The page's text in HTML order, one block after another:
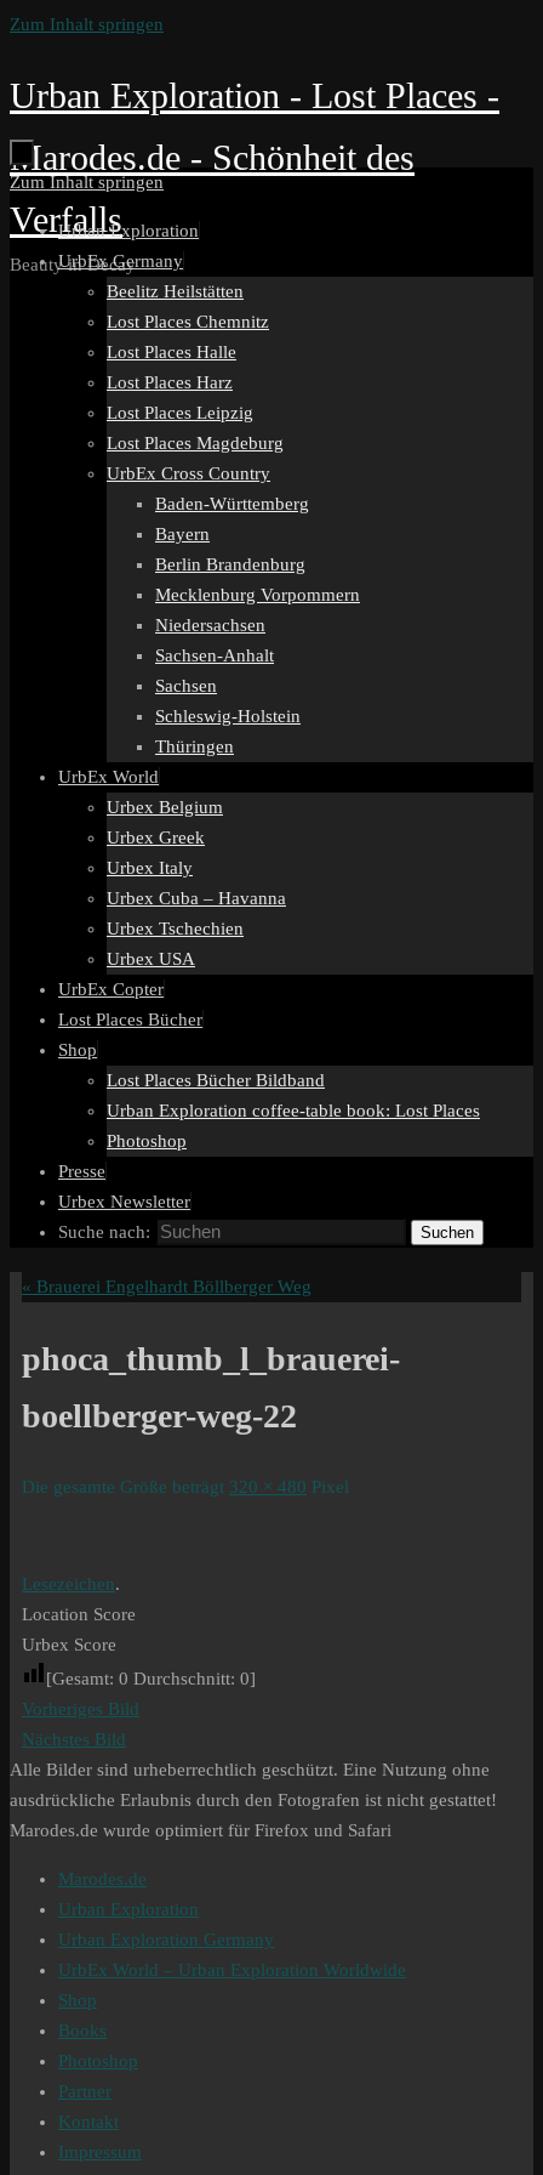
Zum Inhalt springen
Urban Exploration - Lost Places -
Marodes.de - Schönheit des
Verfalls
Beauty in Decay
Zum Inhalt springen
Urban Exploration
UrbEx Germany
Beelitz Heilstätten
Lost Places Chemnitz
Lost Places Halle
Lost Places Harz
Lost Places Leipzig
Lost Places Magdeburg
UrbEx Cross Country
Baden-Württemberg
Bayern
Berlin Brandenburg
Mecklenburg Vorpommern
Niedersachsen
Sachsen-Anhalt
Sachsen
Schleswig-Holstein
Thüringen
UrbEx World
Urbex Belgium
Urbex Greek
Urbex Italy
Urbex Cuba – Havanna
Urbex Tschechien
Urbex USA
UrbEx Copter
Lost Places Bücher
Shop
Lost Places Bücher Bildband
Urban Exploration coffee-table book: Lost Places
Photoshop
Presse
Urbex Newsletter
Suche nach:
Suchen
« Brauerei Engelhardt Böllberger Weg
phoca_thumb_l_brauerei-
boellberger-weg-22
Die gesamte Größe beträgt 320 × 480 Pixel
Lesezeichen.
Location Score
Urbex Score
[Gesamt: 0 Durchschnitt: 0]
Vorheriges Bild
Nächstes Bild
Alle Bilder sind urheberrechtlich geschützt. Eine Nutzung ohne
ausdrückliche Erlaubnis durch den Fotografen ist nicht gestattet!
Marodes.de wurde optimiert für Firefox und Safari
Marodes.de
Urban Exploration
Urban Exploration Germany
UrbEx World – Urban Exploration Worldwide
Shop
Books
Photoshop
Partner
Kontakt
Impressum